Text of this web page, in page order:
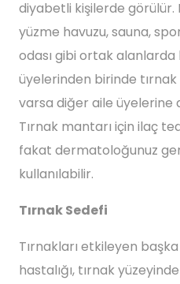
diyabetli kişilerde
yüzme havuzu, sauna,
odası gibi ortak alanlarda
üyelerinden birinde tırnak
varsa diğer aile üyelerine
Tırnak mantarı için ilaç
fakat dermatoloğunuz
kullanılabilir.
Tırnak Sedefi
Tırnakları etkileyen
hastalığı, tırnak